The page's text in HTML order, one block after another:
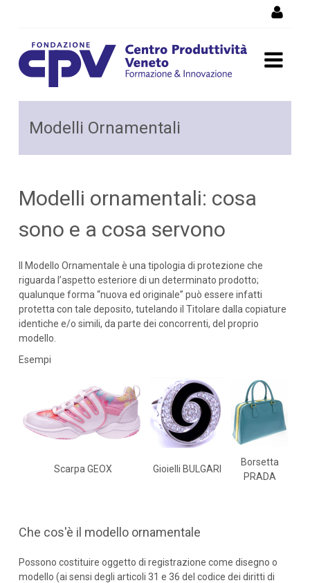
Modelli ornamentali: cosa
sono e a cosa servono
Modelli Ornamentali
Modelli ornamentali: cosa
sono e a cosa servono
Il Modello Ornamentale è una tipologia di protezione che
riguarda l’aspetto esteriore di un determinato prodotto;
qualunque forma “nuova ed originale” può essere infatti
protetta con tale deposito, tutelando il Titolare dalla copiature
identiche e/o simili, da parte dei concorrenti, del proprio
modello.
Esempi
Scarpa GEOX Gioielli BULGARI
Borsetta
PRADA
Che cos'è il modello ornamentale
Possono costituire oggetto di registrazione come disegno o
modello (ai sensi degli articoli 31 e 36 del codice dei diritti di